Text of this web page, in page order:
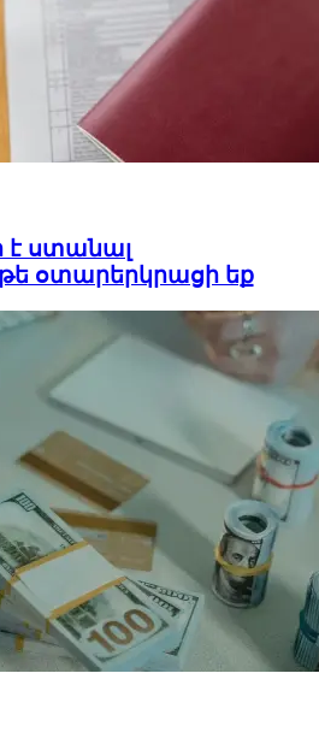
է ստանալ
օտարերկրացի եք